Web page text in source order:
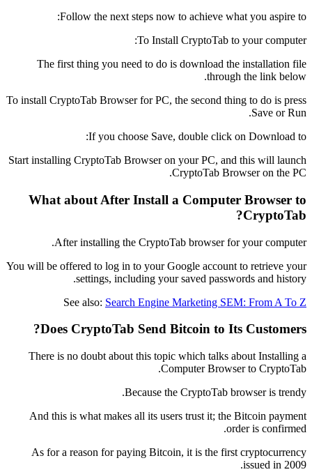
Follow the next steps now to achieve what you aspire to:
To Install CryptoTab to your computer:
The first thing you need to do is download the installation file
through the link below.
To install CryptoTab Browser for PC, the second thing to do is press
Save or Run.
If you choose Save, double click on Download to:
Start installing CryptoTab Browser on your PC, and this will launch
CryptoTab Browser on the PC.
What about After Install a Computer Browser to
CryptoTab
?
After installing the CryptoTab browser for your computer.
You will be offered to log in to your Google account to retrieve your
settings, including your saved passwords and history.
See also: Search Engine Marketing SEM: From A To Z
Does CryptoTab Send Bitcoin to Its Customers?
There is no doubt about this topic which talks about Installing a
Computer Browser to CryptoTab.
Because the CryptoTab browser is trendy.
And this is what makes all its users trust it; the Bitcoin payment
order is confirmed.
As for a reason for paying Bitcoin, it is the first cryptocurrency
issued in 2009.